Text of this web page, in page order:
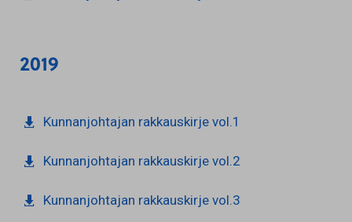
2019
Kunnanjohtajan rakkauskirje vol.1
Kunnanjohtajan rakkauskirje vol.2
Kunnanjohtajan rakkauskirje vol.3